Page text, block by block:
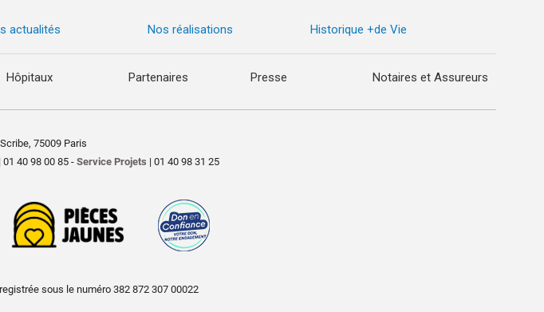
actualités Nos réalisations Historique +de Vie
Hôpitaux Partenaires Presse Notaires et Assureurs
75009 Paris
| 01 40 98 00 85 - Service Projets | 01 40 98 31 25
sous le numéro 382 872 307 00022